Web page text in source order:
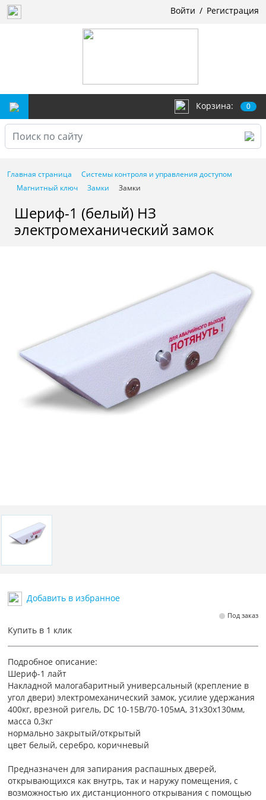
Войти / Регистрация
Корзина: 0
Главная страница
Системы контроля и управления доступом
Магнитный ключ
Замки Замки
Шериф-1 (белый) НЗ
электромеханический замок
Добавить в избранное
Под заказ
Купить в 1 клик
Подробное описание:
Шериф-1 лайт
Накладной малогабаритный универсальный (крепление в
угол двери) электромеханический замок, усилие удержания
400кг, врезной ригель, DC 10-15В/70-105мА, 31х30х130мм,
масса 0,3кг
нормально закрытый/открытый
цвет белый, серебро, коричневый
Предназначен для запирания распашных дверей,
открывающихся как внутрь, так и наружу помещения, с
возможностью их дистанционного открывания с помощью